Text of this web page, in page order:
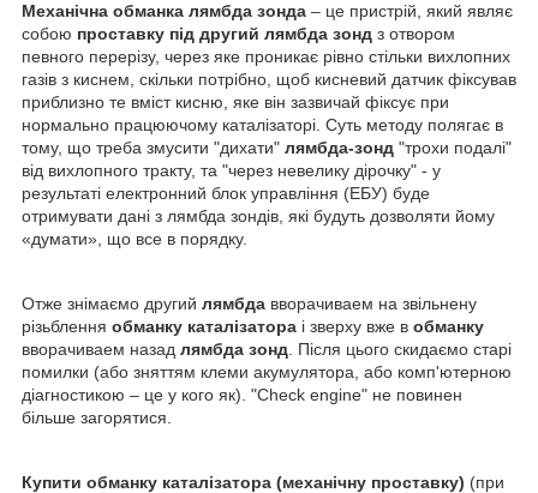
Механічна обманка лямбда зонда – це пристрій, який являє
собою проставку під другий лямбда зонд з отвором
певного перерізу, через яке проникає рівно стільки вихлопних
газів з киснем, скільки потрібно, щоб кисневий датчик фіксував
приблизно те вміст кисню, яке він зазвичай фіксує при
нормально працюючому каталізаторі. Суть методу полягає в
тому, що треба змусити "дихати" лямбда-зонд "трохи подалі"
від вихлопного тракту, та "через невелику дірочку" - у
результаті електронний блок управління (ЕБУ) буде
отримувати дані з лямбда зондів, які будуть дозволяти йому
«думати», що все в порядку.
Отже знімаємо другий лямбда вворачиваем на звільнену
різьблення обманку каталізатора і зверху вже в обманку
вворачиваем назад лямбда зонд . Після цього скидаємо старі
помилки (або зняттям клеми акумулятора, або комп'ютерною
діагностикою – це у кого як). "Check engine" не повинен
більше загорятися.
Купити обманку каталізатора (механічну проставку) (при